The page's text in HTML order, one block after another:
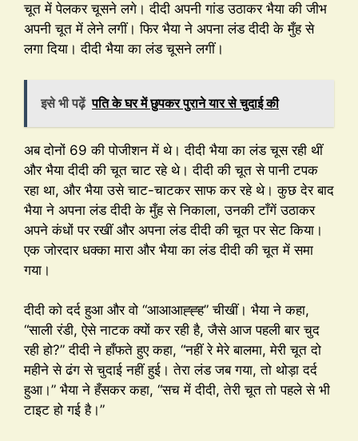
चूत में पेलकर चूसने लगे। दीदी अपनी गांड उठाकर भैया की जीभ
अपनी चूत में लेने लगीं। फिर भैया ने अपना लंड दीदी के मुँह से
लगा दिया। दीदी भैया का लंड चूसने लगीं।
इसे भी पढ़ें पति के घर में छुपकर पुराने यार से चुदाई की
अब दोनों 69 की पोजीशन में थे। दीदी भैया का लंड चूस रही थीं
और भैया दीदी की चूत चाट रहे थे। दीदी की चूत से पानी टपक
रहा था, और भैया उसे चाट-चाटकर साफ कर रहे थे। कुछ देर बाद
भैया ने अपना लंड दीदी के मुँह से निकाला, उनकी टाँगें उठाकर
अपने कंधों पर रखीं और अपना लंड दीदी की चूत पर सेट किया।
एक जोरदार धक्का मारा और भैया का लंड दीदी की चूत में समा
गया।
दीदी को दर्द हुआ और वो “आआआह्ह्ह” चीखीं। भैया ने कहा,
“साली रंडी, ऐसे नाटक क्यों कर रही है, जैसे आज पहली बार चुद
रही हो?” दीदी ने हाँफते हुए कहा, “नहीं रे मेरे बालमा, मेरी चूत दो
महीने से ढंग से चुदाई नहीं हुई। तेरा लंड जब गया, तो थोड़ा दर्द
हुआ।” भैया ने हँसकर कहा, “सच में दीदी, तेरी चूत तो पहले से भी
टाइट हो गई है।”